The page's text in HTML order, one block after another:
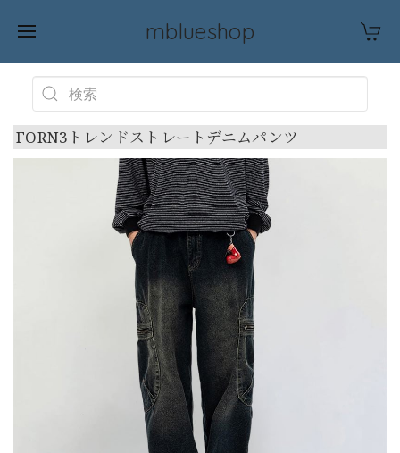
mblueshop
FORN3トレンドストレートデニムパンツ